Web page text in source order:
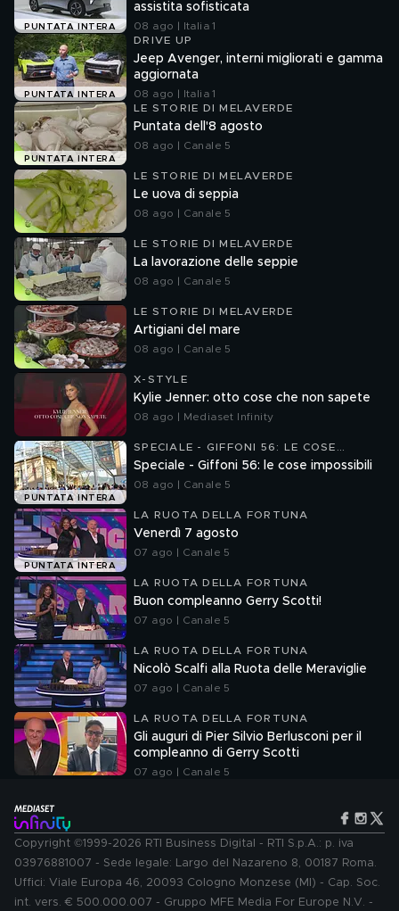
PUNTATA INTERA
assistita sofisticata
08 ago | Italia 1
PUNTATA INTERA
DRIVE UP
Jeep Avenger, interni migliorati e gamma
aggiornata
08 ago | Italia 1
PUNTATA INTERA
LE STORIE DI MELAVERDE
Puntata dell'8 agosto
08 ago | Canale 5
LE STORIE DI MELAVERDE
Le uova di seppia
08 ago | Canale 5
LE STORIE DI MELAVERDE
La lavorazione delle seppie
08 ago | Canale 5
LE STORIE DI MELAVERDE
Artigiani del mare
08 ago | Canale 5
X-STYLE
Kylie Jenner: otto cose che non sapete
08 ago | Mediaset Infinity
PUNTATA INTERA
SPECIALE - GIFFONI 56: LE COSE
IMPOSSIBILI
Speciale - Giffoni 56: le cose impossibili
08 ago | Canale 5
PUNTATA INTERA
LA RUOTA DELLA FORTUNA
Venerdì 7 agosto
07 ago | Canale 5
LA RUOTA DELLA FORTUNA
Buon compleanno Gerry Scotti!
07 ago | Canale 5
LA RUOTA DELLA FORTUNA
Nicolò Scalfi alla Ruota delle Meraviglie
07 ago | Canale 5
LA RUOTA DELLA FORTUNA
Gli auguri di Pier Silvio Berlusconi per il
compleanno di Gerry Scotti
07 ago | Canale 5
Copyright ©1999-2026 RTI Business Digital - RTI S.p.A.: p. iva
03976881007 - Sede legale: Largo del Nazareno 8, 00187 Roma.
Uffici: Viale Europa 46, 20093 Cologno Monzese (MI) - Cap. Soc.
int. vers. € 500.000.007 - Gruppo MFE Media For Europe N.V. -